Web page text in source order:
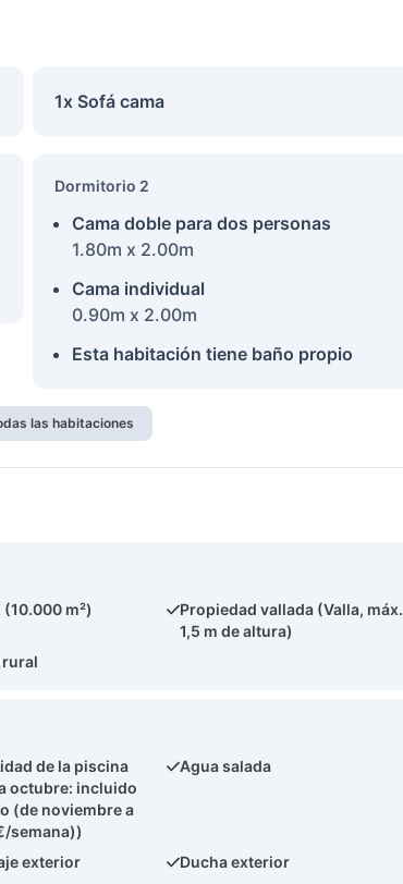
1x Sofá cama
Dormitorio 2
Cama doble para dos personas
1.80m x 2.00m
Cama individual
0.90m x 2.00m
Esta habitación tiene baño propio
las habitaciones
m²)
Propiedad vallada (Valla, máx.
1,5 m de altura)
de la piscina
octubre: incluido
(de noviembre a
semana))
Agua salada
exterior
Ducha exterior